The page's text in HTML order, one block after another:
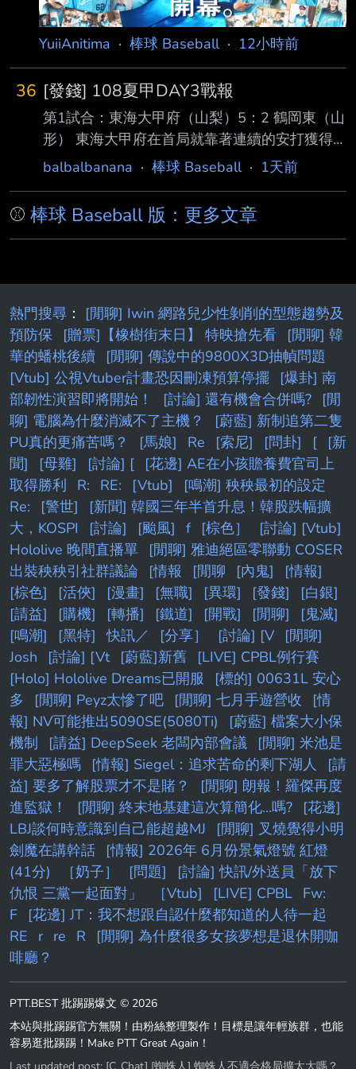
YuiiAnitima · 棒球 Baseball· 12小時前
36 [發錢] 108夏甲DAY3戰報
第1試合：東海大甲府（山梨）5：2 鶴岡東（山
形） 東海大甲府在首局就靠著連續的安打獲得
三分進帳，鶴岡東雖然在第四第五局努力追上進
追近後沒有慌亂，投手群成功把局面控制 住，
打線後段又追加保險分，讓東海大甲府最後能奠
了 八支安打，可以再多留意這三位的表現 第2試
合：八幡商（滋賀）1：7 健大高崎（群馬） 八
幡商前半段其實抵抗得比比分呈現的更好，前4
局沒有讓健大高崎直接把比賽打開
balbalbanana · 棒球 Baseball· 1天前
⚾ 棒球 Baseball 版：更多文章
熱門搜尋 ： [閒聊] Iwin 網路兒少性剝削的型態趨勢及
預防保
[贈票]【橡樹街末日】 特映搶先看
[閒聊] 韓
華的蟠桃後續
[閒聊] 傳說中的9800X3D抽幀問題
[Vtub] 公視Vtuber計畫恐因刪凍預算停擺
[爆卦] 南
部韌性演習即將開始！
[討論] 還有機會合併嗎?
[閒
聊] 電腦為什麼消滅不了主機？
[蔚藍] 新制追第二隻
PU真的更痛苦嗎？
[馬娘] Re [索尼] [問卦] [
[新
聞]
[母雞] [討論] [
[花邊] AE在小孩贍養費官司上
取得勝利
R: RE: [Vtub]
[鳴潮] 秧秧最初的設定
Re:
[警世]
[新聞] 韓國三年半首升息！韓股跌幅擴
大，KOSPI
[討論] [颱風] f [棕色］
[討論] [Vtub]
Hololive 晚間直播單
[閒聊] 雅迪絕區零聯動 COSER
出裝秧秧引社群議論
[情報 [閒聊 [內鬼]
[情報]
[棕色]
[活俠] [漫畫] [無職] [異環] [發錢]
[白銀]
[請益]
[購機] [轉播] [鐵道] [開戰] [閒聊]
[鬼滅]
[鳴潮]
[黑特] 快訊／ [分享］ [討論] [V
[閒聊]
Josh
[討論] [Vt [蔚藍]新舊
[LIVE] CPBL例行賽
[Holo] Hololive Dreams已開服
[標的] 00631L 安心
多
[閒聊] Peyz太慘了吧 [閒聊] 七月手遊營收
[情
報] NV可能推出5090SE(5080Ti)
[蔚藍] 檔案大小保
機制
[請益] DeepSeek 老闆內部會議
[閒聊] 米池是
罪大惡極嗎
[情報] Siegel：追求苦命的剩下湖人
[請
益] 要多了解股票才不是賭？
[閒聊] 朗報！羅傑再度
進監獄！
[閒聊] 終末地基建這次算簡化...嗎?
[花邊]
LBJ談何時意識到自己能超越MJ
[閒聊] 叉燒覺得小明
劍魔在講幹話
[情報] 2026年 6月份景氣燈號 紅燈
(41分)
［奶子］ [問題]
[討論] 快訊/外送員「放下
仇恨 三黨一起面對」
［Vtub] [LIVE] CPBL Fw:
F
[花邊] JT：我不想跟自認什麼都知道的人待一起
RE
r re R
[閒聊] 為什麼很多女孩夢想是退休開咖
啡廳？
PTT.BEST 批踢踢爆文 © 2026
本站與批踢踢官方無關！由粉絲整理製作！目標是讓年輕族群，也能
容易逛批踢踢！Make PTT Great Again！